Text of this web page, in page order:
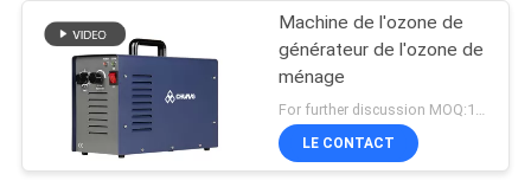
Machine de l'ozone de
générateur de l'ozone de
ménage
For further discussion MOQ:1 UNITÉ
LE CONTACT